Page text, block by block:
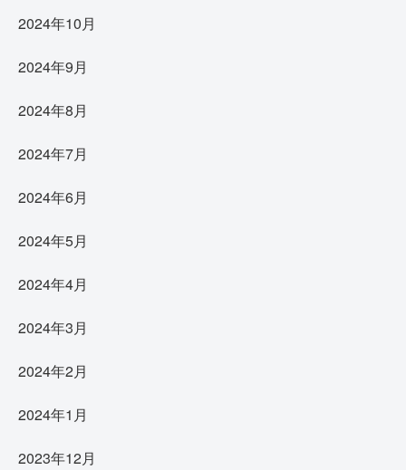
2024年10月
2024年9月
2024年8月
2024年7月
2024年6月
2024年5月
2024年4月
2024年3月
2024年2月
2024年1月
2023年12月